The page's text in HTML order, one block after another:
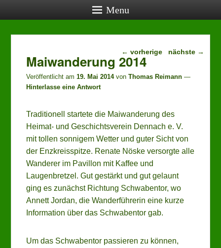
aktuelle Termine
27.08.2026, 19:00:
Vereinstreff (öffentlich), Lehrerwohnung
24.09.2026, 19:00:
22.10.2026, 19:00:
, Lehrerwohnung
24.10.2026, 14:00:
Mensch-ärgere-Dich-nicht-Turnier, Schwabentorhalle
Menu
Beitragsnavigation
← vorherige nächste →
Maiwanderung 2014
Veröffentlicht am19. Mai 2014 vonThomas Reimann —
Hinterlasse eine Antwort
Traditionell startete die Maiwanderung des
Heimat- und Geschichtsverein Dennach e. V.
mit tollen sonnigem Wetter und guter Sicht von
der Enzkreisspitze. Renate Nöske versorgte alle
Wanderer im Pavillon mit Kaffee und
Laugenbretzel. Gut gestärkt und gut gelaunt
ging es zunächst Richtung Schwabentor, wo
Annett Jordan, die Wanderführerin eine kurze
Information über das Schwabentor gab.
Um das Schwabentor passieren zu können,